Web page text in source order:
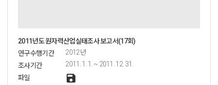
2011년도 원자력산업실태조사 보고서(17회)
연구수행기간
2012년
조사기간
2011. 1. 1. ~ 2011. 12. 31.
파일
save